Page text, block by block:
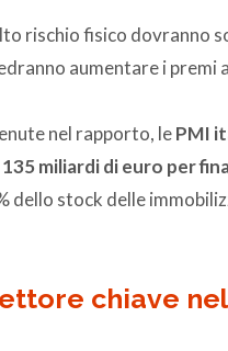
rischio fisico dovranno
aumentare i
nel rapporto, lePMI
miliardi di euro per
dello stock delle
chiave